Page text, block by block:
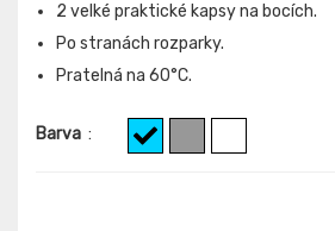
2 velké praktické kapsy na bocích.
Po stranách rozparky.
Pratelná na 60°C.
Barva :